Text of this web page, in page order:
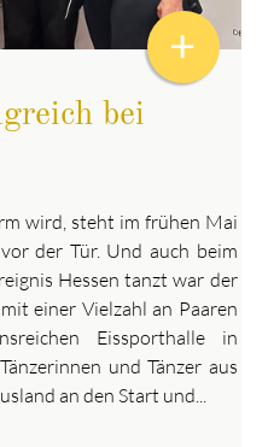
bei
wird, steht im frühen Mai
der Tür. Und auch beim
Hessen tanzt war der
einer Vielzahl an Paaren
Eissporthalle in
und Tänzer aus
an den Start und...
+